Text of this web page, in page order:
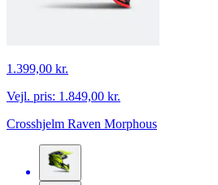
1.399,00 kr.
Vejl. pris: 1.849,00 kr.
Crosshjelm Raven Morphous